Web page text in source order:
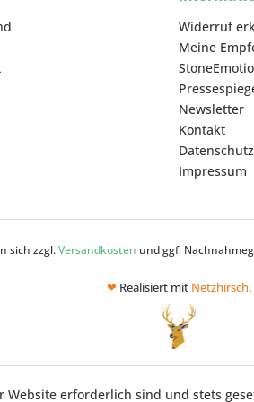
Widerruf
Meine
Newsletter
Kontakt
Datenschutz
Impressum
sich zzgl.Versandkosten und ggf.
❤ Realisiert mit Netzhirsch.
erforderlich sind und stets